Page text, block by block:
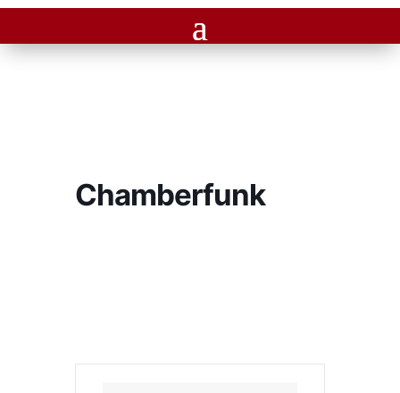
Chamberfunk